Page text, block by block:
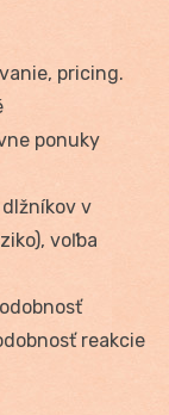
pricing.
ponuky
v
voľba
reakcie